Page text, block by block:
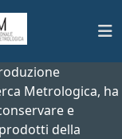
Metrologica, ha
e
della